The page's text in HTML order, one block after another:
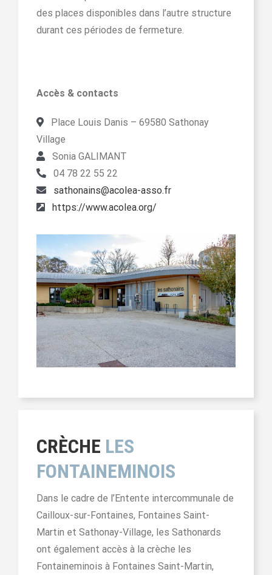
des places disponibles dans l’autre structure
durant ces périodes de fermeture.
Accès & contacts
Place Louis Danis – 69580 Sathonay
Village
Sonia GALIMANT
04 78 22 55 22
sathonains@acolea-asso.fr
https://www.acolea.org/
CRÈCHE LES
FONTAINEMINOIS
Dans le cadre de l’Entente intercommunale de
Cailloux-sur-Fontaines, Fontaines Saint-
Martin et Sathonay-Village, les Sathonards
ont également accès à la crèche les
Fontaineminois à Fontaines Saint-Martin,